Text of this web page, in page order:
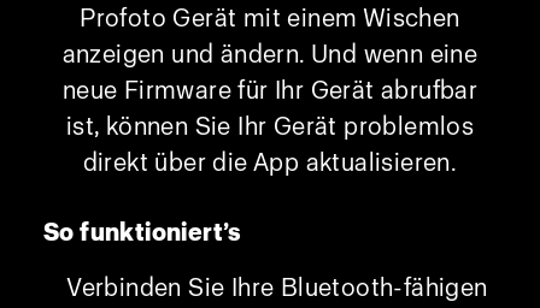
Profoto Gerät mit einem Wischen
anzeigen und ändern. Und wenn eine
neue Firmware für Ihr Gerät abrufbar
ist, können Sie Ihr Gerät problemlos
direkt über die App aktualisieren.
So funktioniert’s
Verbinden Sie Ihre Bluetooth-fähigen